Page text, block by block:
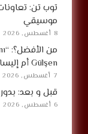
توب تن:
موسيقي
8 أغسطس, 2026
Gülşen أم إليسا؟
7 أغسطس, 2026
قبل و بعد: بدور
6 أغسطس, 2026